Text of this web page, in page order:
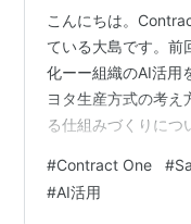
こんにちは。
ている大島です。前
化ーー組織のAI活用
ヨタ生産方式の考え
る仕組みづくりにつ
法について書きたい
#Contract One #
#AI活用